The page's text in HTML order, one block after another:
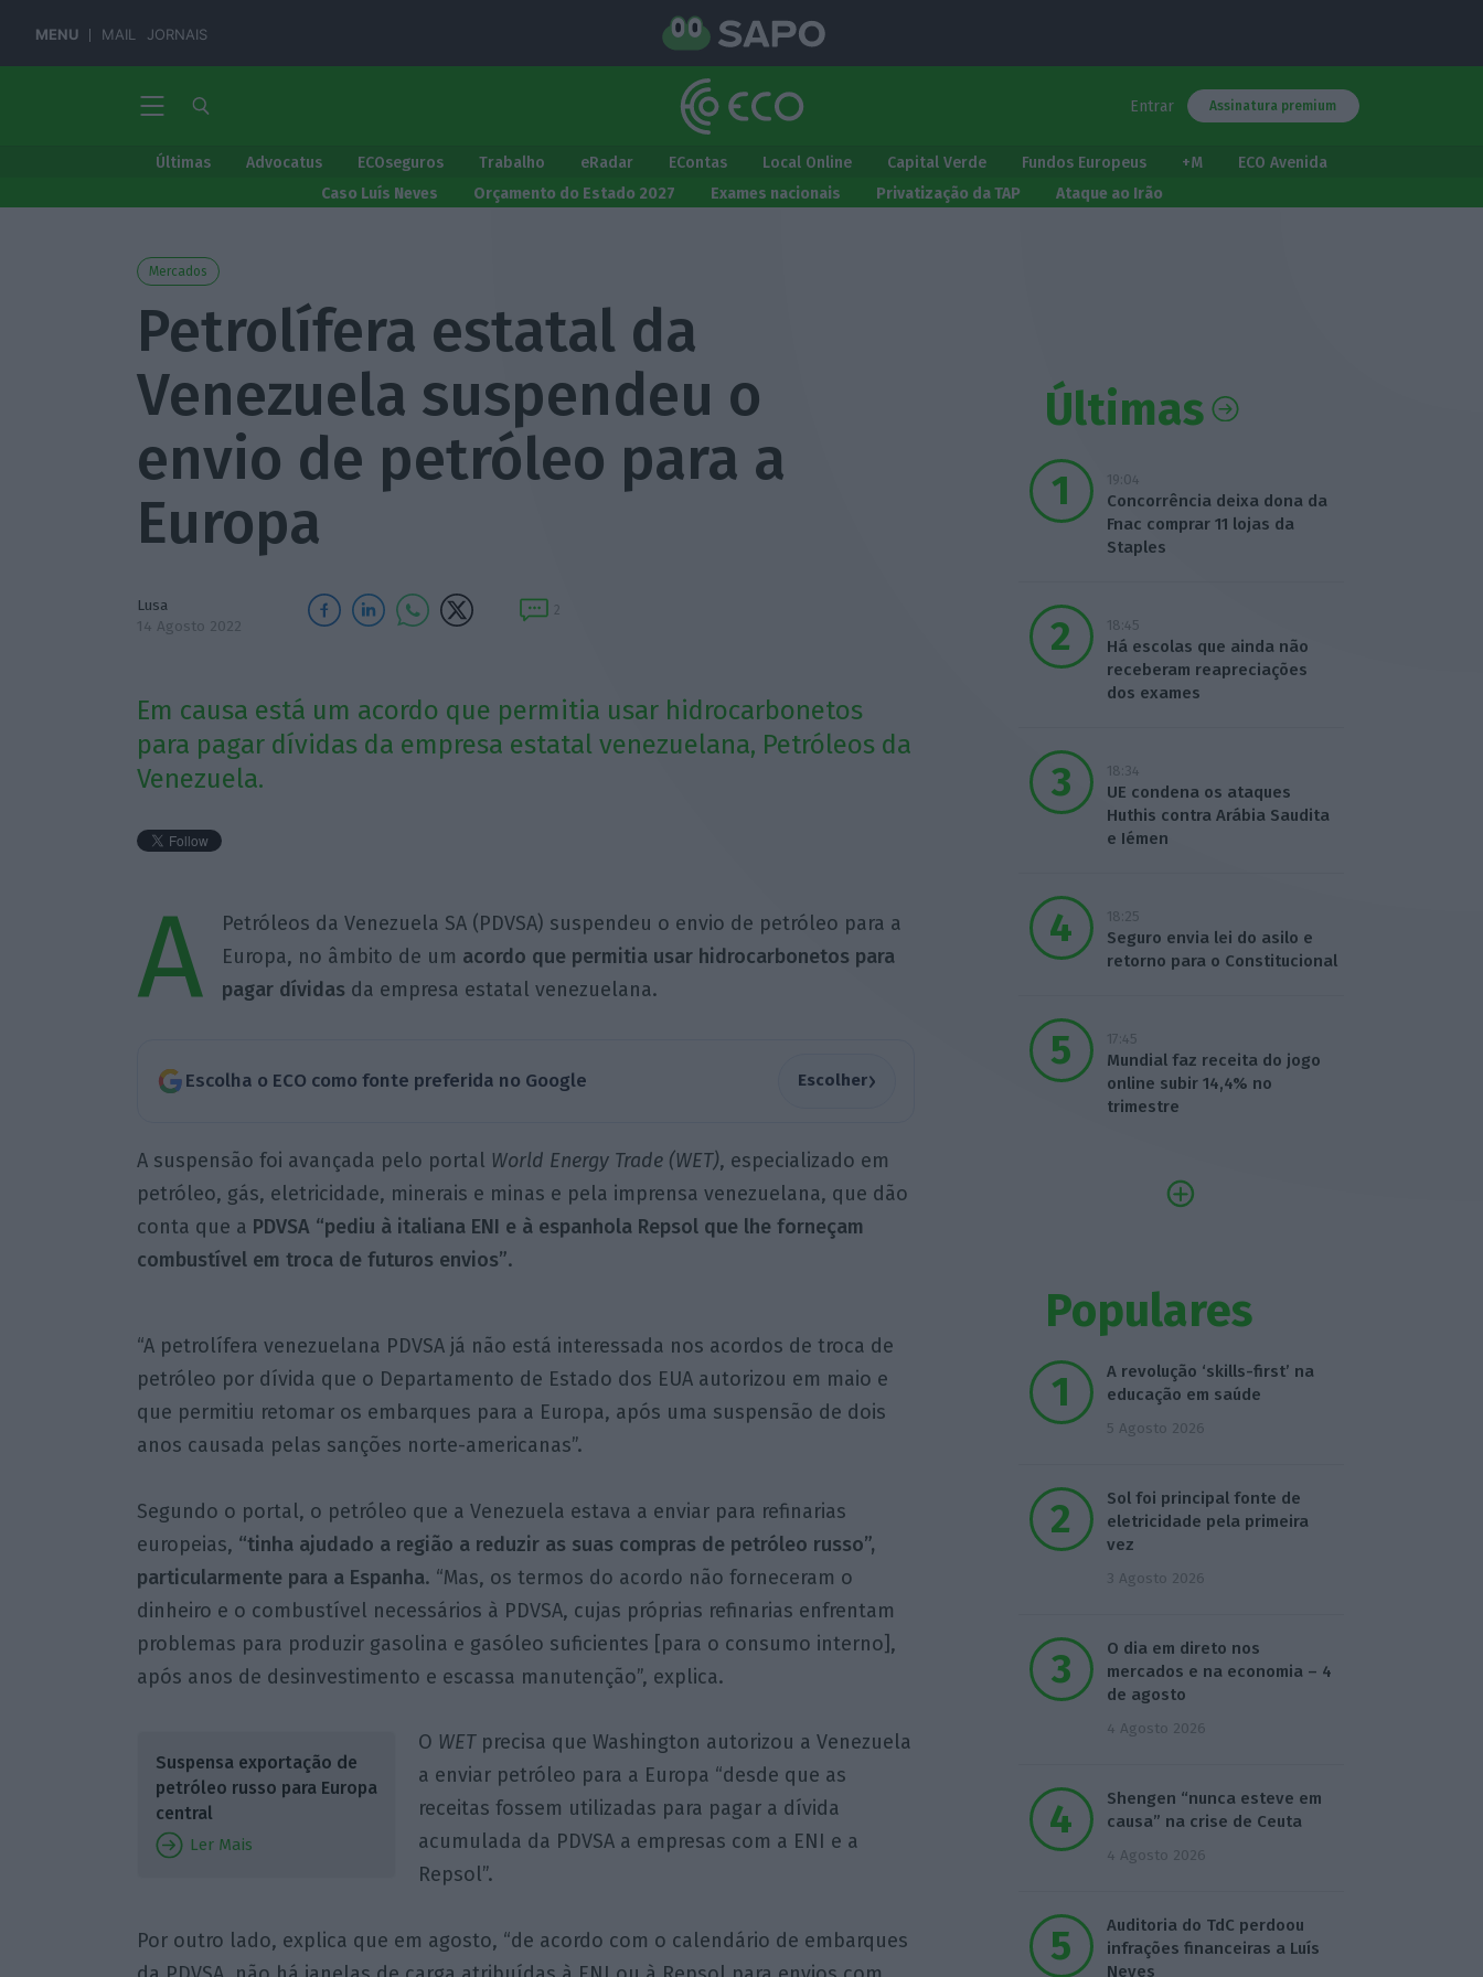
MENU MAIL JORNAIS
Entrar Assinatura premium
Últimas Advocatus ECOseguros Trabalho eRadar EContas Local Online Capital Verde Fundos Europeus +M
ECO Avenida
Caso Luís Neves
Orçamento do Estado 2027 Exames nacionais Privatização da TAP Ataque ao Irão
Mercados
Petrolífera estatal da
Venezuela suspendeu o
envio de petróleo para a
Europa
Lusa
14 Agosto 2022
2
Em causa está um acordo que permitia usar hidrocarbonetos
para pagar dívidas da empresa estatal venezuelana, Petróleos da
Venezuela.
A
Petróleos da Venezuela SA (PDVSA) suspendeu o envio de petróleo para a
Europa, no âmbito de um acordo que permitia usar hidrocarbonetos para
pagar dívidas da empresa estatal venezuelana.
Escolha o ECO como fonte preferida no Google Escolher›
A suspensão foi avançada pelo portal World Energy Trade (WET), especializado em
petróleo, gás, eletricidade, minerais e minas e pela imprensa venezuelana, que dão
conta que a PDVSA “pediu à italiana ENI e à espanhola Repsol que lhe forneçam
combustível em troca de futuros envios”.
“A petrolífera venezuelana PDVSA já não está interessada nos acordos de troca de
petróleo por dívida que o Departamento de Estado dos EUA autorizou em maio e
que permitiu retomar os embarques para a Europa, após uma suspensão de dois
anos causada pelas sanções norte-americanas”.
Segundo o portal, o petróleo que a Venezuela estava a enviar para refinarias
europeias, “tinha ajudado a região a reduzir as suas compras de petróleo russo”,
particularmente para a Espanha. “Mas, os termos do acordo não forneceram o
dinheiro e o combustível necessários à PDVSA, cujas próprias refinarias enfrentam
problemas para produzir gasolina e gasóleo suficientes [para o consumo interno],
após anos de desinvestimento e escassa manutenção”, explica.
Suspensa exportação de
petróleo russo para Europa
central
Ler Mais
O WETprecisa que Washington autorizou a Venezuela
a enviar petróleo para a Europa “desde que as
receitas fossem utilizadas para pagar a dívida
acumulada da PDVSA a empresas com a ENI e a
Repsol”.
Por outro lado, explica que em agosto, “de acordo com o calendário de embarques
Últimas
19:04
Concorrência deixa dona da
Fnac comprar 11 lojas da
Staples
18:45
Há escolas que ainda não
receberam reapreciações
dos exames
18:34
UE condena os ataques
Huthis contra Arábia Saudita
e Iémen
18:25
Seguro envia lei do asilo e
retorno para o Constitucional
17:45
Mundial faz receita do jogo
online subir 14,4% no
trimestre
Populares
A revolução ‘skills-first’ na
educação em saúde
5 Agosto 2026
Sol foi principal fonte de
eletricidade pela primeira
vez
3 Agosto 2026
O dia em direto nos
mercados e na economia – 4
de agosto
4 Agosto 2026
Shengen “nunca esteve em
causa” na crise de Ceuta
4 Agosto 2026
Auditoria do TdC perdoou
infrações financeiras a Luís
Neves